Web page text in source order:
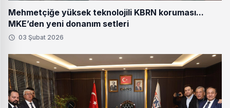
Mehmetçiğe yüksek teknolojili KBRN koruması...
MKE’den yeni donanım setleri
03 Şubat 2026